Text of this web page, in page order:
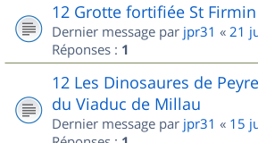
12 Grotte fortifiée St Firmin
Dernier message par jpr31 « 21
Réponses : 1
12 Les Dinosaures de
du Viaduc de Millau
Dernier message par jpr31 « 15